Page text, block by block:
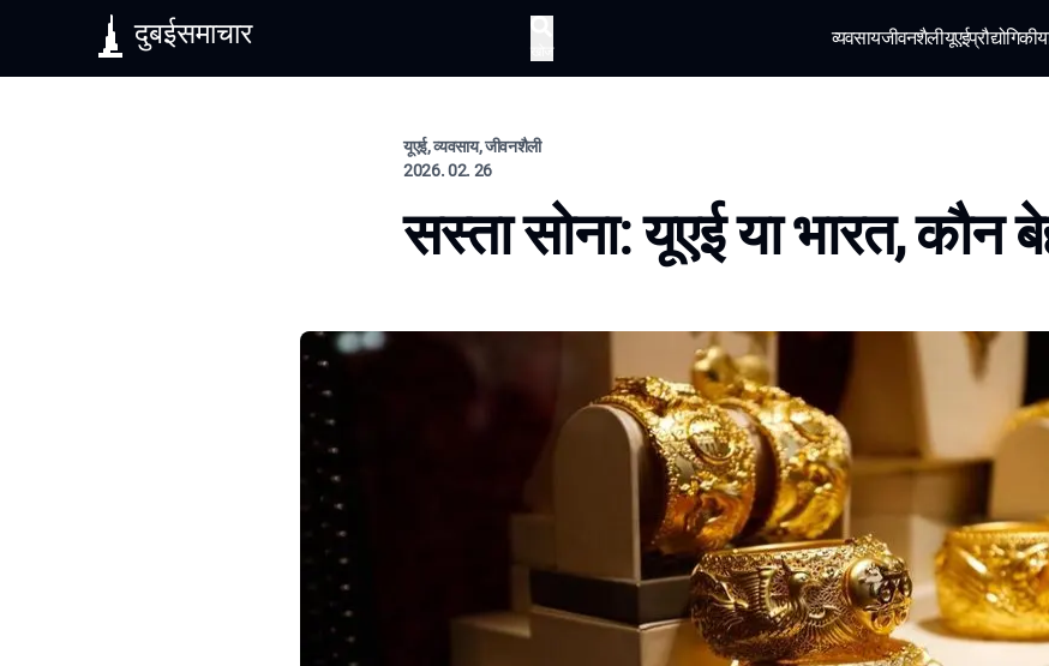
दुबईसमाचार व्यवसायजीवनशैलीयूएईप्रौद्योगिकी
यूएई, व्यवसाय, जीवनशैली
2026. 02. 26
सस्ता सोना: यूएई या भारत, कौन